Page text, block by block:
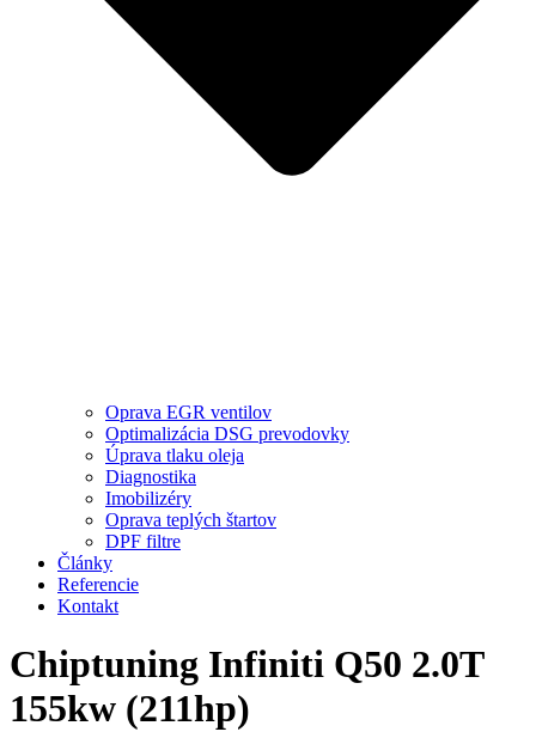
Oprava EGR ventilov
Optimalizácia DSG prevodovky
Úprava tlaku oleja
Diagnostika
Imobilizéry
Oprava teplých štartov
DPF filtre
Články
Referencie
Kontakt
Chiptuning Infiniti Q50 2.0T
155kw (211hp)